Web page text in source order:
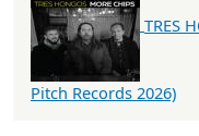
TRES
Pitch Records 2026)